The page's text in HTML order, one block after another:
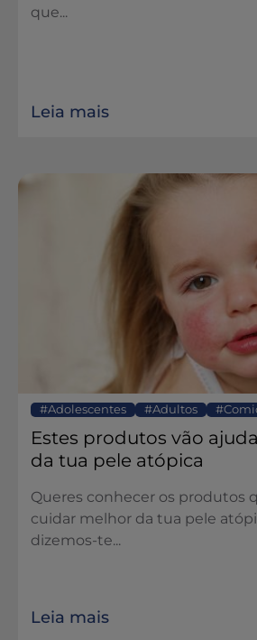
que...
Leia mais
Adolescentes Adultos
Estes produtos vão
da tua pele atópica
Queres conhecer os produtos
cuidar melhor da tua pele
dizemos-te...
Leia mais